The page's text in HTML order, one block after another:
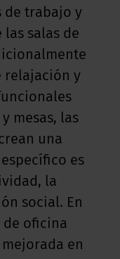
de trabajo y
salas de
relajación y
mesas, las
una
es
la
social. En
de oficina
en